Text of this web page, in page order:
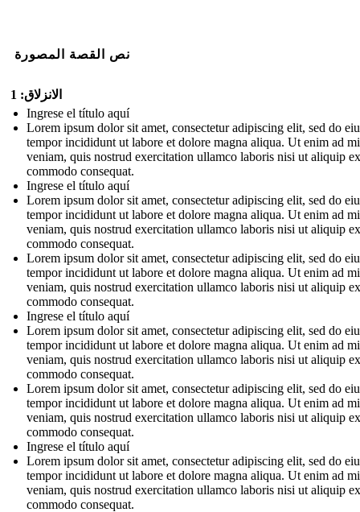
نص القصة المصورة
الانزلاق: 1
Ingrese el título aquí
Lorem ipsum dolor sit amet, consectetur adipiscing elit, sed do
tempor incididunt ut labore et dolore magna aliqua. Ut enim ad
veniam, quis nostrud exercitation ullamco laboris nisi ut aliquip
commodo consequat.
Ingrese el título aquí
Lorem ipsum dolor sit amet, consectetur adipiscing elit, sed do
tempor incididunt ut labore et dolore magna aliqua. Ut enim ad
veniam, quis nostrud exercitation ullamco laboris nisi ut aliquip
commodo consequat.
Lorem ipsum dolor sit amet, consectetur adipiscing elit, sed do
tempor incididunt ut labore et dolore magna aliqua. Ut enim ad
veniam, quis nostrud exercitation ullamco laboris nisi ut aliquip
commodo consequat.
Ingrese el título aquí
Lorem ipsum dolor sit amet, consectetur adipiscing elit, sed do
tempor incididunt ut labore et dolore magna aliqua. Ut enim ad
veniam, quis nostrud exercitation ullamco laboris nisi ut aliquip
commodo consequat.
Lorem ipsum dolor sit amet, consectetur adipiscing elit, sed do
tempor incididunt ut labore et dolore magna aliqua. Ut enim ad
veniam, quis nostrud exercitation ullamco laboris nisi ut aliquip
commodo consequat.
Ingrese el título aquí
Lorem ipsum dolor sit amet, consectetur adipiscing elit, sed do
tempor incididunt ut labore et dolore magna aliqua. Ut enim ad
veniam, quis nostrud exercitation ullamco laboris nisi ut aliquip
commodo consequat.